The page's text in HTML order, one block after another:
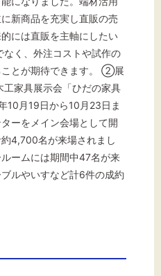
新商品を充実し直販の売
には直販を主軸にしたい
く、外注コストや試作の
ことが期待できます。 ②展
家具展示会「ひだの家具
10月19日から10月23日ま
ーをメイン会場として開
4,700名が来場されまし
ームには期間中47名が来
ルやいすなど計6件の成約